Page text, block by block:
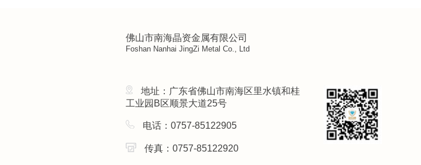
佛山市南海晶资金属有限公司
Foshan Nanhai JingZi Metal Co., Ltd
地址：广东省佛山市南海区里水镇和桂
工业园B区顺景大道25号
电话：0757-85122905
传真：0757-85122920